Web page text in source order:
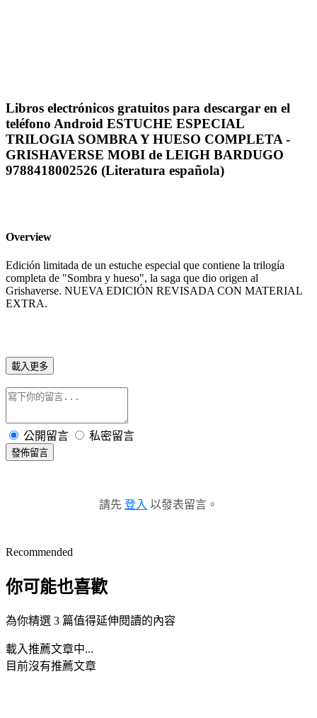
Libros electrónicos gratuitos para descargar en el
teléfono Android ESTUCHE ESPECIAL
TRILOGIA SOMBRA Y HUESO COMPLETA -
GRISHAVERSE MOBI de LEIGH BARDUGO
9788418002526 (Literatura española)
Overview
Edición limitada de un estuche especial que contiene la trilogía
completa de "Sombra y hueso", la saga que dio origen al
Grishaverse. NUEVA EDICIÓN REVISADA CON MATERIAL
EXTRA.
載入更多
公開留言 私密留言
發佈留言
請先 登入 以發表留言。
Recommended
你可能也喜歡
為你精選 3 篇值得延伸閱讀的內容
載入推薦文章中...
目前沒有推薦文章